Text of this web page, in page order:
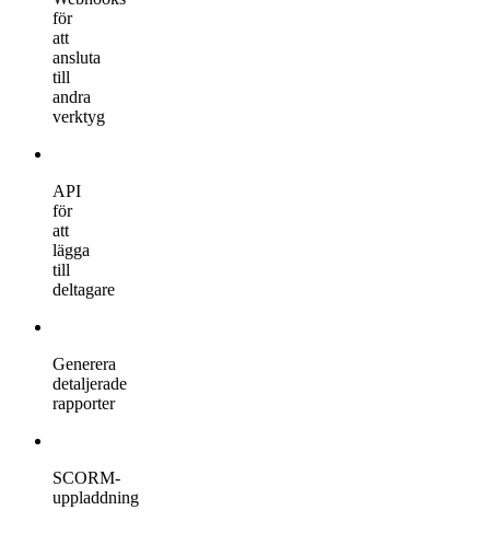
för
att
ansluta
till
andra
verktyg
API
för
att
lägga
till
deltagare
Generera
detaljerade
rapporter
SCORM-
uppladdning